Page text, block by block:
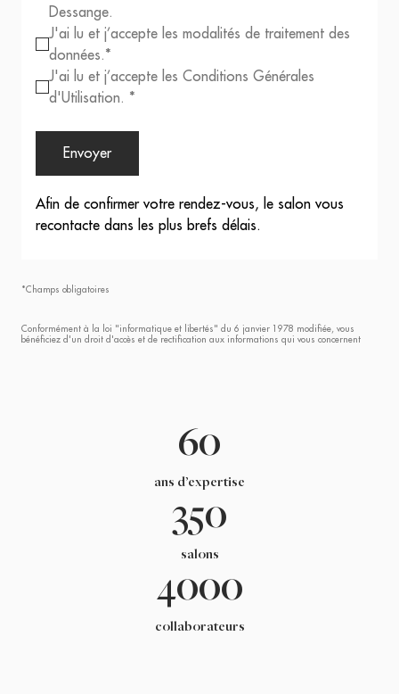
Dessange.
J'ai lu et j’accepte les modalités de traitement des
données.*
J'ai lu et j’accepte les Conditions Générales
d'Utilisation. *
Envoyer
Afin de confirmer votre rendez-vous, le salon vous
recontacte dans les plus brefs délais.
*Champs obligatoires
Conformément à la loi "informatique et libertés" du 6 janvier 1978 modifiée, vous
bénéficiez d'un droit d'accès et de rectification aux informations qui vous concernent
60
ans d’expertise
350
salons
4000
collaborateurs